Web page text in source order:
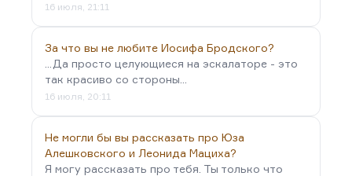
16 июля, 21:11
За что вы не любите Иосифа Бродского?
...Да просто целующиеся на эскалаторе - это
так красиво со стороны...
16 июля, 20:11
Не могли бы вы рассказать про Юза
Алешковского и Леонида Мациха?
Я могу рассказать про тебя. Ты только что